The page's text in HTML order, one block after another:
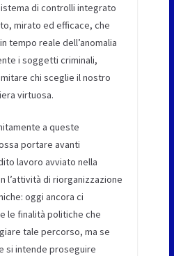
di controlli integrato
mirato ed efficace, che
tempo reale dell’anomalia
i soggetti criminali,
chi sceglie il nostro
virtuosa.
a queste
portare avanti
lavoro avviato nella
l’attività di riorganizzazione
oggi ancora ci
le finalità politiche che
tale percorso, ma se
si intende proseguire